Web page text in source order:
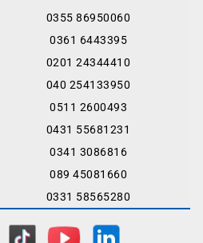
0355 86950060
0361 6443395
0201 24344410
040 254133950
0511 2600493
0431 55681231
0341 3086816
089 45081660
0331 58565280